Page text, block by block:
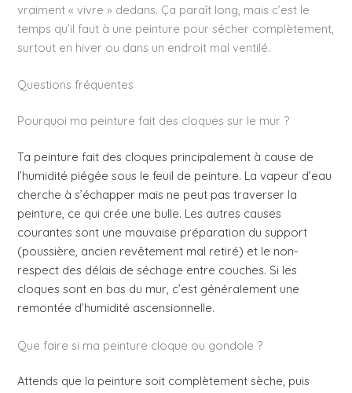
vraiment « vivre » dedans. Ça paraît long, mais c’est le
temps qu’il faut à une peinture pour sécher complètement,
surtout en hiver ou dans un endroit mal ventilé.
Questions fréquentes
Pourquoi ma peinture fait des cloques sur le mur ?
Ta peinture fait des cloques principalement à cause de
l’humidité piégée sous le feuil de peinture. La vapeur d’eau
cherche à s’échapper mais ne peut pas traverser la
peinture, ce qui crée une bulle. Les autres causes
courantes sont une mauvaise préparation du support
(poussière, ancien revêtement mal retiré) et le non-
respect des délais de séchage entre couches. Si les
cloques sont en bas du mur, c’est généralement une
remontée d’humidité ascensionnelle.
Que faire si ma peinture cloque ou gondole ?
Attends que la peinture soit complètement sèche, puis